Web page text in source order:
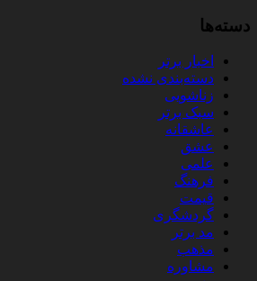
دسته‌ها
اخبار برتر
دسته‌بندی نشده
زناشویی
سبک برتر
عاشقانه
عشق
علمی
فرهنگ
قیمت
گردشگری
مد برتر
مذهب
مشاوره